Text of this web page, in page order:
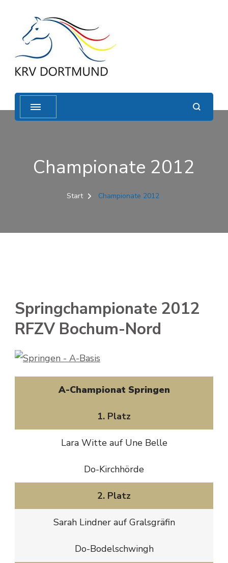
Championate 2012
Start Championate 2012
Springchampionate 2012
RFZV Bochum-Nord
A-Championat Springen
1. Platz
Lara Witte auf Une Belle
Do-Kirchhörde
2. Platz
Sarah Lindner auf Gralsgräfin
Do-Bodelschwingh